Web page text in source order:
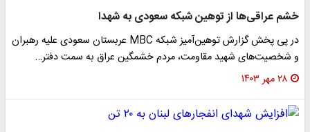
خشم عراقی‌ها از توهین شبکه سعودی به شهدا
در پی پخش گزارش توهین‌آمیز شبکه MBC عربستان سعودی علیه رهبران
و شخصیت‌های شهید مقاومت، مردم خشمگین عراق به سمت دفتر…
۲۸ مهر ۱۴۰۳